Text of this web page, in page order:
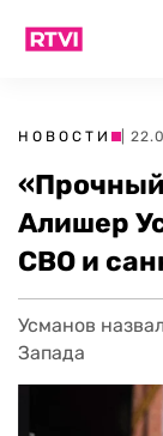
НОВОСТИ |
Алишер
СВО и
Усманов
Запада